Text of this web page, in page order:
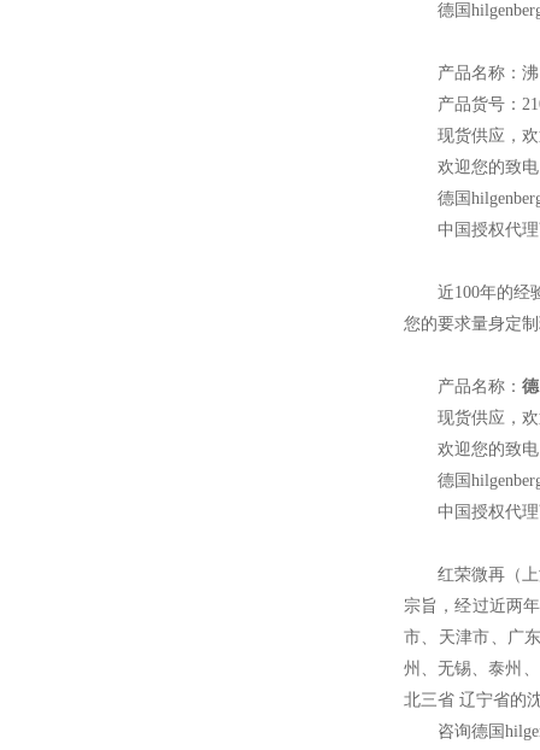
德国
产品名称：
产品货号：
现货供应，
欢迎您的
德国
中国授权代
近100年的经
您的要求量身定
产品名称：
现货供应，
欢迎您的
德国
中国授权代
红荣微再（
宗旨，经过近两
市、天津市、广
州、无锡、泰州
北三省 辽宁省的
咨询德国